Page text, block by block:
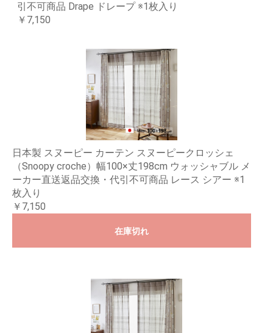
引不可商品 Drape ドレープ ※1枚入り
￥7,150
日本製 スヌーピー カーテン スヌーピークロッシェ
（Snoopy croche）幅100×丈198cm ウォッシャブル メ
ーカー直送返品交換・代引不可商品 レース シアー ※1
枚入り
￥7,150
在庫切れ